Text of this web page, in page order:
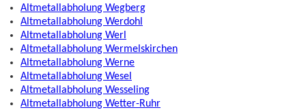
Altmetallabholung Wegberg
Altmetallabholung Werdohl
Altmetallabholung Werl
Altmetallabholung Wermelskirchen
Altmetallabholung Werne
Altmetallabholung Wesel
Altmetallabholung Wesseling
Altmetallabholung Wetter-Ruhr